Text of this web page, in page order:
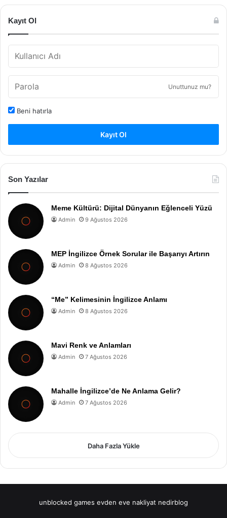
Kayıt Ol
Unuttunuz mu?
Beni hatırla
Kayıt Ol
Son Yazılar
Meme Kültürü: Dijital Dünyanın Eğlenceli Yüzü
Admin 9 Ağustos 2026
MEP İngilizce Örnek Sorular ile Başarıyı Artırın
Admin 8 Ağustos 2026
“Me” Kelimesinin İngilizce Anlamı
Admin 8 Ağustos 2026
Mavi Renk ve Anlamları
Admin 7 Ağustos 2026
Mahalle İngilizce’de Ne Anlama Gelir?
Admin 7 Ağustos 2026
Daha Fazla Yükle
unblocked games evden eve nakliyat nedirblog